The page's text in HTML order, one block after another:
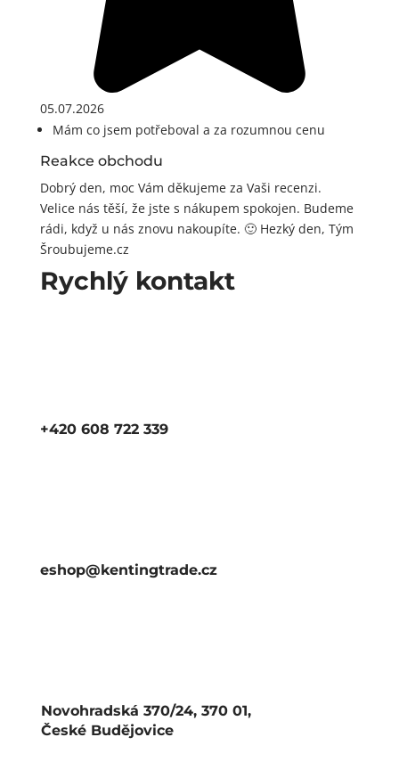
05.07.2026
Mám co jsem potřeboval a za rozumnou cenu
Reakce obchodu
Dobrý den, moc Vám děkujeme za Vaši recenzi.
Velice nás těší, že jste s nákupem spokojen. Budeme
rádi, když u nás znovu nakoupíte. 🙂 Hezký den, Tým
Šroubujeme.cz
Rychlý kontakt
+420 608 722 339
eshop@kentingtrade.cz
Novohradská 370/24, 370 01,
České Budějovice